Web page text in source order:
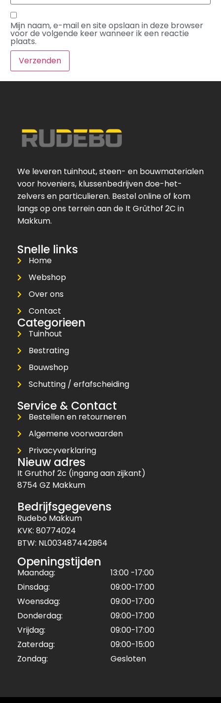
Mijn naam, e-mail en site opslaan in deze browser
voor de volgende keer wanneer ik een reactie
plaats.
We leveren tuinhout, steen- en bouwmaterialen
voor hoveniers, klussenbedrijven doe-het-
zelvers en particulieren. Bestel online of kom
langs op ons terrein aan de It Grûthof 2C in
Makkum.
Snelle links
Home
Webshop
Over ons
Contact
Categorieen
Tuinhout
Bestrating
Bouwshop
Schutting / erfafscheiding
Service & Contact
Bestellen en retourneren
Algemene voorwaarden
Privacyverklaring
Nieuw adres
It Gruthof 2c (ingang aan zijkant)
8754 GZ Makkum
Bedrijfsgegevens
Rudebo Makkum
KVK: 80774024
BTW: NL003487442B64
Openingstijden
Maandag:
13:00 -17:00
Dinsdag:
09:00-17:00
Woensdag:
09:00-17:00
Donderdag:
09:00-17:00
Vrijdag:
09:00-17:00
Zaterdag:
09:00-15:00
Zondag:
Gesloten